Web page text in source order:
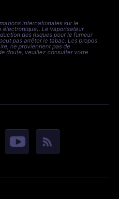
internationales sur le
électronique). Le vaporisateur
des risques pour le fumeur
pas arrêter le tabac. Les propos
ne proviennent pas de
doute, veuillez consulter votre